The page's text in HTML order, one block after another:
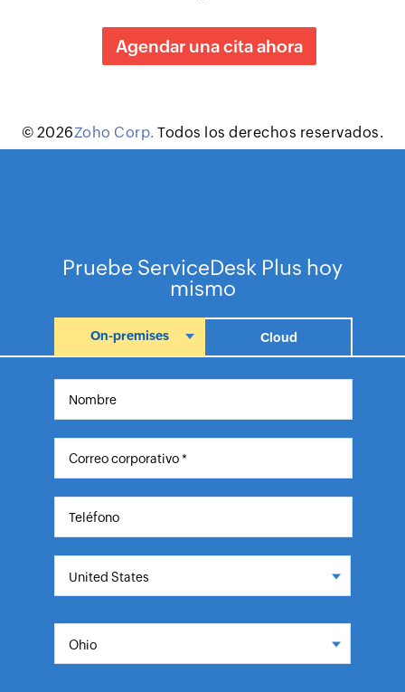
Agendar una cita ahora
© 2026Zoho Corp. Todos los derechos reservados.
Pruebe ServiceDesk Plus hoy
mismo
On-premises Cloud